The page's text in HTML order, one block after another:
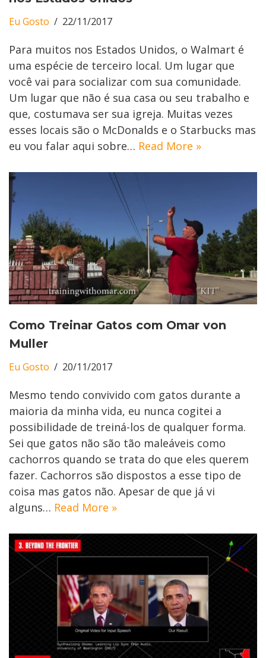
Eu Gosto 22/11/2017
Para muitos nos Estados Unidos, o Walmart é
uma espécie de terceiro local. Um lugar que
você vai para socializar com sua comunidade.
Um lugar que não é sua casa ou seu trabalho e
que, costumava ser sua igreja. Muitas vezes
esses locais são o McDonalds e o Starbucks mas
eu vou falar aqui sobre… Read More »
Como Treinar Gatos com Omar von
Muller
Eu Gosto 20/11/2017
Mesmo tendo convivido com gatos durante a
maioria da minha vida, eu nunca cogitei a
possibilidade de treiná-los de qualquer forma.
Sei que gatos não são tão maleáveis como
cachorros quando se trata do que eles querem
fazer. Cachorros são dispostos a esse tipo de
coisa mas gatos não. Apesar de que já vi
alguns… Read More »